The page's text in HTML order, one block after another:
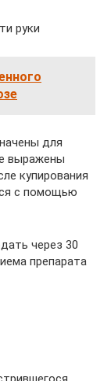
руки
для
выражены
купирования
с помощью
через 30
препарата